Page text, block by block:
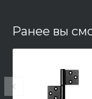
Ранее вы